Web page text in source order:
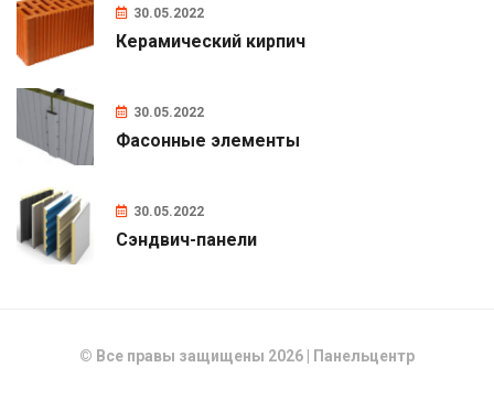
Керамический кирпич
30.05.2022
Фасонные элементы
30.05.2022
Сэндвич-панели
30.05.2022
© Все правы защищены 2026 | Панельцентр